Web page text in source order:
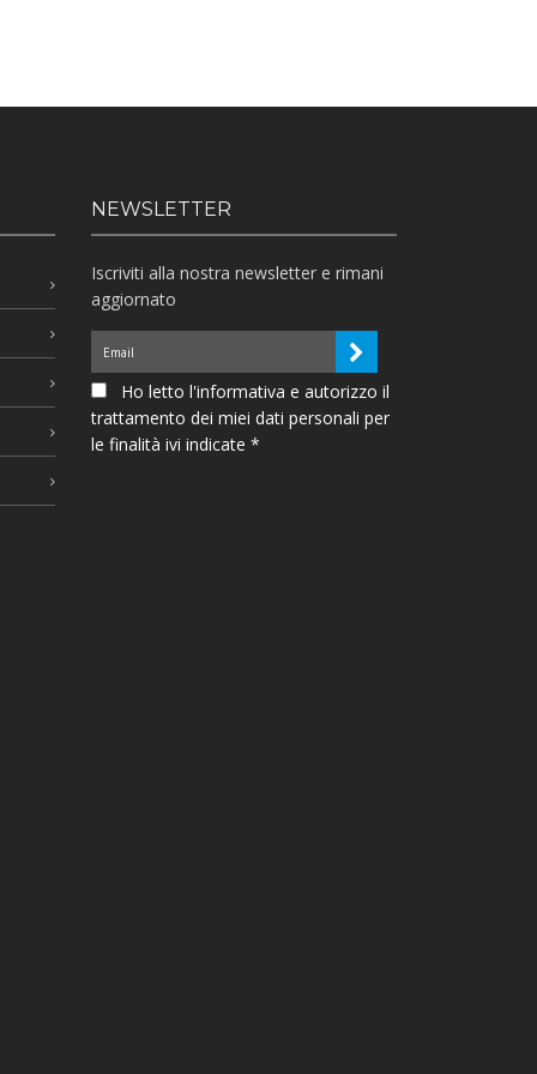
NEWSLETTER
Iscriviti alla nostra newsletter e rimani
aggiornato
Ho letto l'informativa e autorizzo il
trattamento dei miei dati personali per
le finalità ivi indicate *